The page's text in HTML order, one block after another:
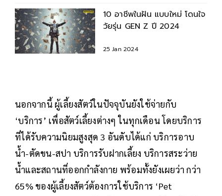
10 อาชีพในฝัน แบบใหม่ โดนใจ
วัยรุ่น GEN Z ปี 2024
25 Jan 2024
นอกจากนี้ ผู้เลี้ยงสัตว์ในปัจจุบันยังใช้จ่ายกับ
‘บริการ’ เพื่อสัตว์เลี้ยงต่างๆ ในทุกเดือน โดยบริการ
ที่ได้รับความนิยมสูงสุด 3 อันดับได้แก่ บริการอาบ
น้ำ-ตัดขน-สปา บริการรับฝากเลี้ยง บริการสระว่าย
น้ำและสถานที่ออกกำลังกาย พร้อมทั้งยังเผยว่า กว่า
65% ของผู้เลี้ยงสัตว์ต้องการใช้บริการ ‘Pet